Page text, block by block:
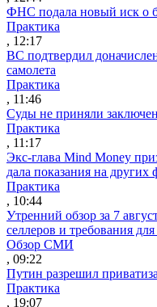
ФНС подала новый иск о
Практика
, 12:17
ВС подтвердил
самолета
Практика
, 11:46
Суды не приняли
Практика
, 11:17
Экс-глава Mind Money
дала показания на других
Практика
, 10:44
Утренний обзор за 7
селлеров и требования
Обзор СМИ
, 09:22
Путин разрешил
Практика
, 19:07